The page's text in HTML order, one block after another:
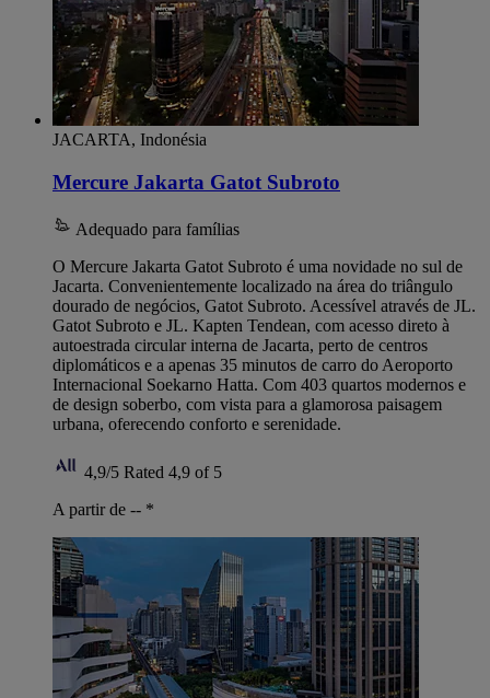
JACARTA, Indonésia
Mercure Jakarta Gatot Subroto
Adequado para famílias
O Mercure Jakarta Gatot Subroto é uma novidade no sul de
Jacarta. Convenientemente localizado na área do triângulo
dourado de negócios, Gatot Subroto. Acessível através de JL.
Gatot Subroto e JL. Kapten Tendean, com acesso direto à
autoestrada circular interna de Jacarta, perto de centros
diplomáticos e a apenas 35 minutos de carro do Aeroporto
Internacional Soekarno Hatta. Com 403 quartos modernos e
de design soberbo, com vista para a glamorosa paisagem
urbana, oferecendo conforto e serenidade.
4,9/5 Rated 4,9 of 5
A partir de -- *